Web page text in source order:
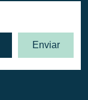
Enviar